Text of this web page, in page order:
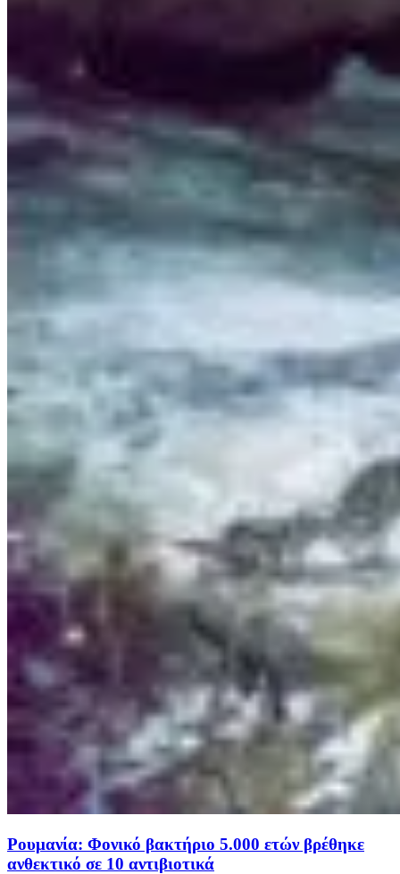
Ρουμανία: Φονικό βακτήριο 5.000 ετών βρέθηκε
ανθεκτικό σε 10 αντιβιοτικά